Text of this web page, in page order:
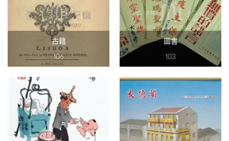
古籍
106
圖書
103